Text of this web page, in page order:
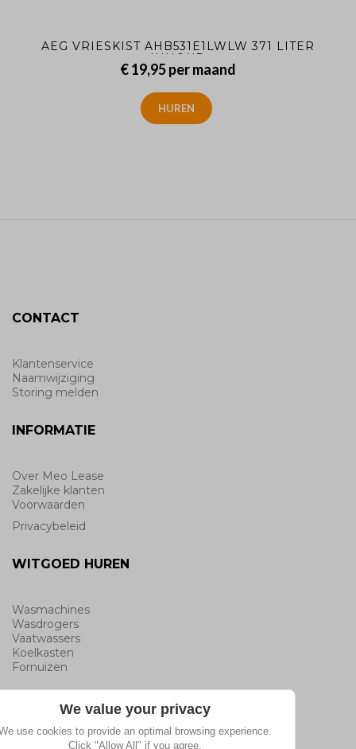
AEG VRIESKIST AHB531E1LWLW 371 LITER
INHOUD
€ 19,95per maand
HUREN
CONTACT
Klantenservice
Naamwijziging
Storing melden
INFORMATIE
Over Meo Lease
Zakelijke klanten
Voorwaarden
Privacybeleid
WITGOED HUREN
Wasmachines
Wasdrogers
Vaatwassers
Koelkasten
Fornuizen
MERKENWe value your privacy
use cookies to provide an optimal browsing experience.
Click "Allow All" if you agree.